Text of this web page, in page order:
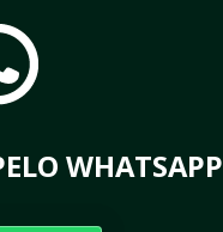
WHATSAPP